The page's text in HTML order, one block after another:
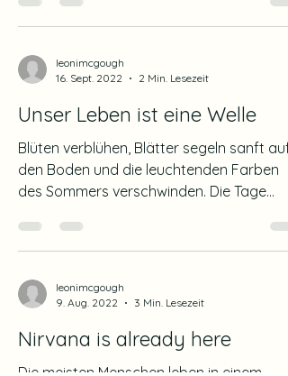
leonimcgough
16. Sept. 2022
2 Min. Lesezeit
Unser Leben ist eine Welle
Blüten verblühen, Blätter segeln sanft auf
den Boden und die leuchtenden Farben
des Sommers verschwinden. Die Tage
leonimcgough
9. Aug. 2022
3 Min. Lesezeit
Nirvana is already here
Die meisten Menschen leben in einem